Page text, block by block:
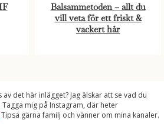
Balsammetoden – allt du
vill veta för ett friskt &
vackert hår
det här inlägget? Jag älskar att se vad du
mig på Instagram, där heter
Tipsa gärna familj och vänner om mina kanaler.